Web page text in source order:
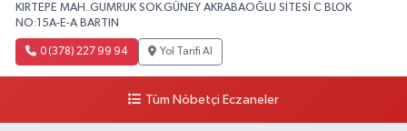
KIRTEPE MAH..GUMRUK SOK.GÜNEY AKRABAOĞLU SİTESİ C BLOK
NO:15A-E-A BARTIN
0 (378) 227 99 94 Yol Tarifi Al
Tüm Nöbetçi Eczaneler